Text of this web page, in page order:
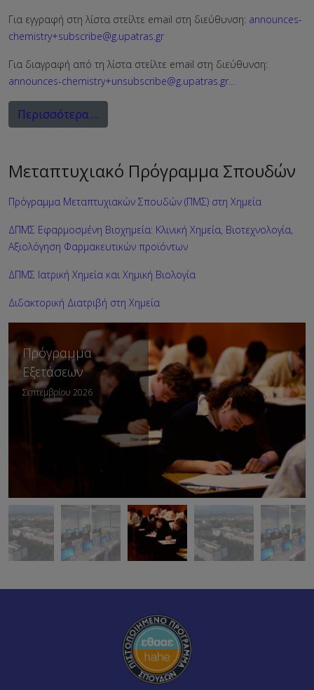
Για εγγραφή στη λίστα στείλτε email στη διεύθυνση: announces-
chemistry+subscribe@g.upatras.gr
Για διαγραφή από τη λίστα στείλτε email στη διεύθυνση:
announces-chemistry+unsubscribe@g.upatras.gr...
Περισσότερα …
Μεταπτυχιακό Πρόγραμμα Σπουδών
Πρόγραμμα Μεταπτυχιακών Σπουδών (ΠΜΣ) στη Χημεία
ΔΠΜΣ Εφαρμοσμένη Βιοχημεία: Κλινική Χημεία, Βιοτεχνολογία,
Αξιολόγηση Φαρμακευτικών προϊόντων
ΔΠΜΣ Ιατρική Χημεία και Χημική Βιολογία
Διδακτορική Διατριβή στη Χημεία
Πρόγραμμα
Εξετάσεων
Σεπτεμβρίου 2026